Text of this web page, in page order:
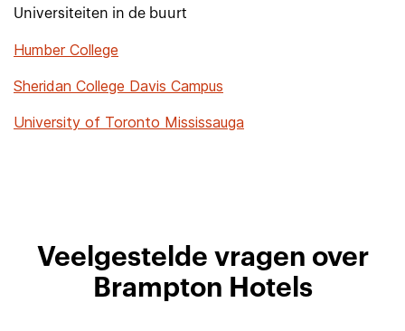
Universiteiten in de buurt
Humber College
Sheridan College Davis Campus
University of Toronto Mississauga
Veelgestelde vragen over
Brampton Hotels